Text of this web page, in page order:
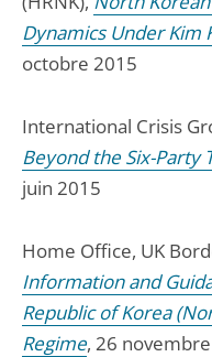
Dynamics Under Kim
octobre 2015
International Crisis
Beyond the Six-Party
juin 2015
Home Office, UK
Information and
Republic of Korea
Regime, 26